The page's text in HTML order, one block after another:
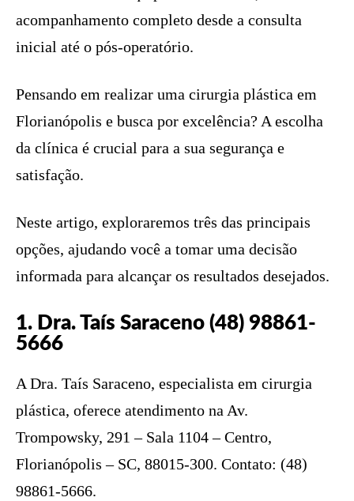
acompanhamento completo desde a consulta
inicial até o pós-operatório.
Pensando em realizar uma cirurgia plástica em
Florianópolis e busca por excelência? A escolha
da clínica é crucial para a sua segurança e
satisfação.
Neste artigo, exploraremos três das principais
opções, ajudando você a tomar uma decisão
informada para alcançar os resultados desejados.
1. Dra. Taís Saraceno (48) 98861-
5666
A Dra. Taís Saraceno, especialista em cirurgia
plástica, oferece atendimento na Av.
Trompowsky, 291 – Sala 1104 – Centro,
Florianópolis – SC, 88015-300. Contato: (48)
98861-5666.